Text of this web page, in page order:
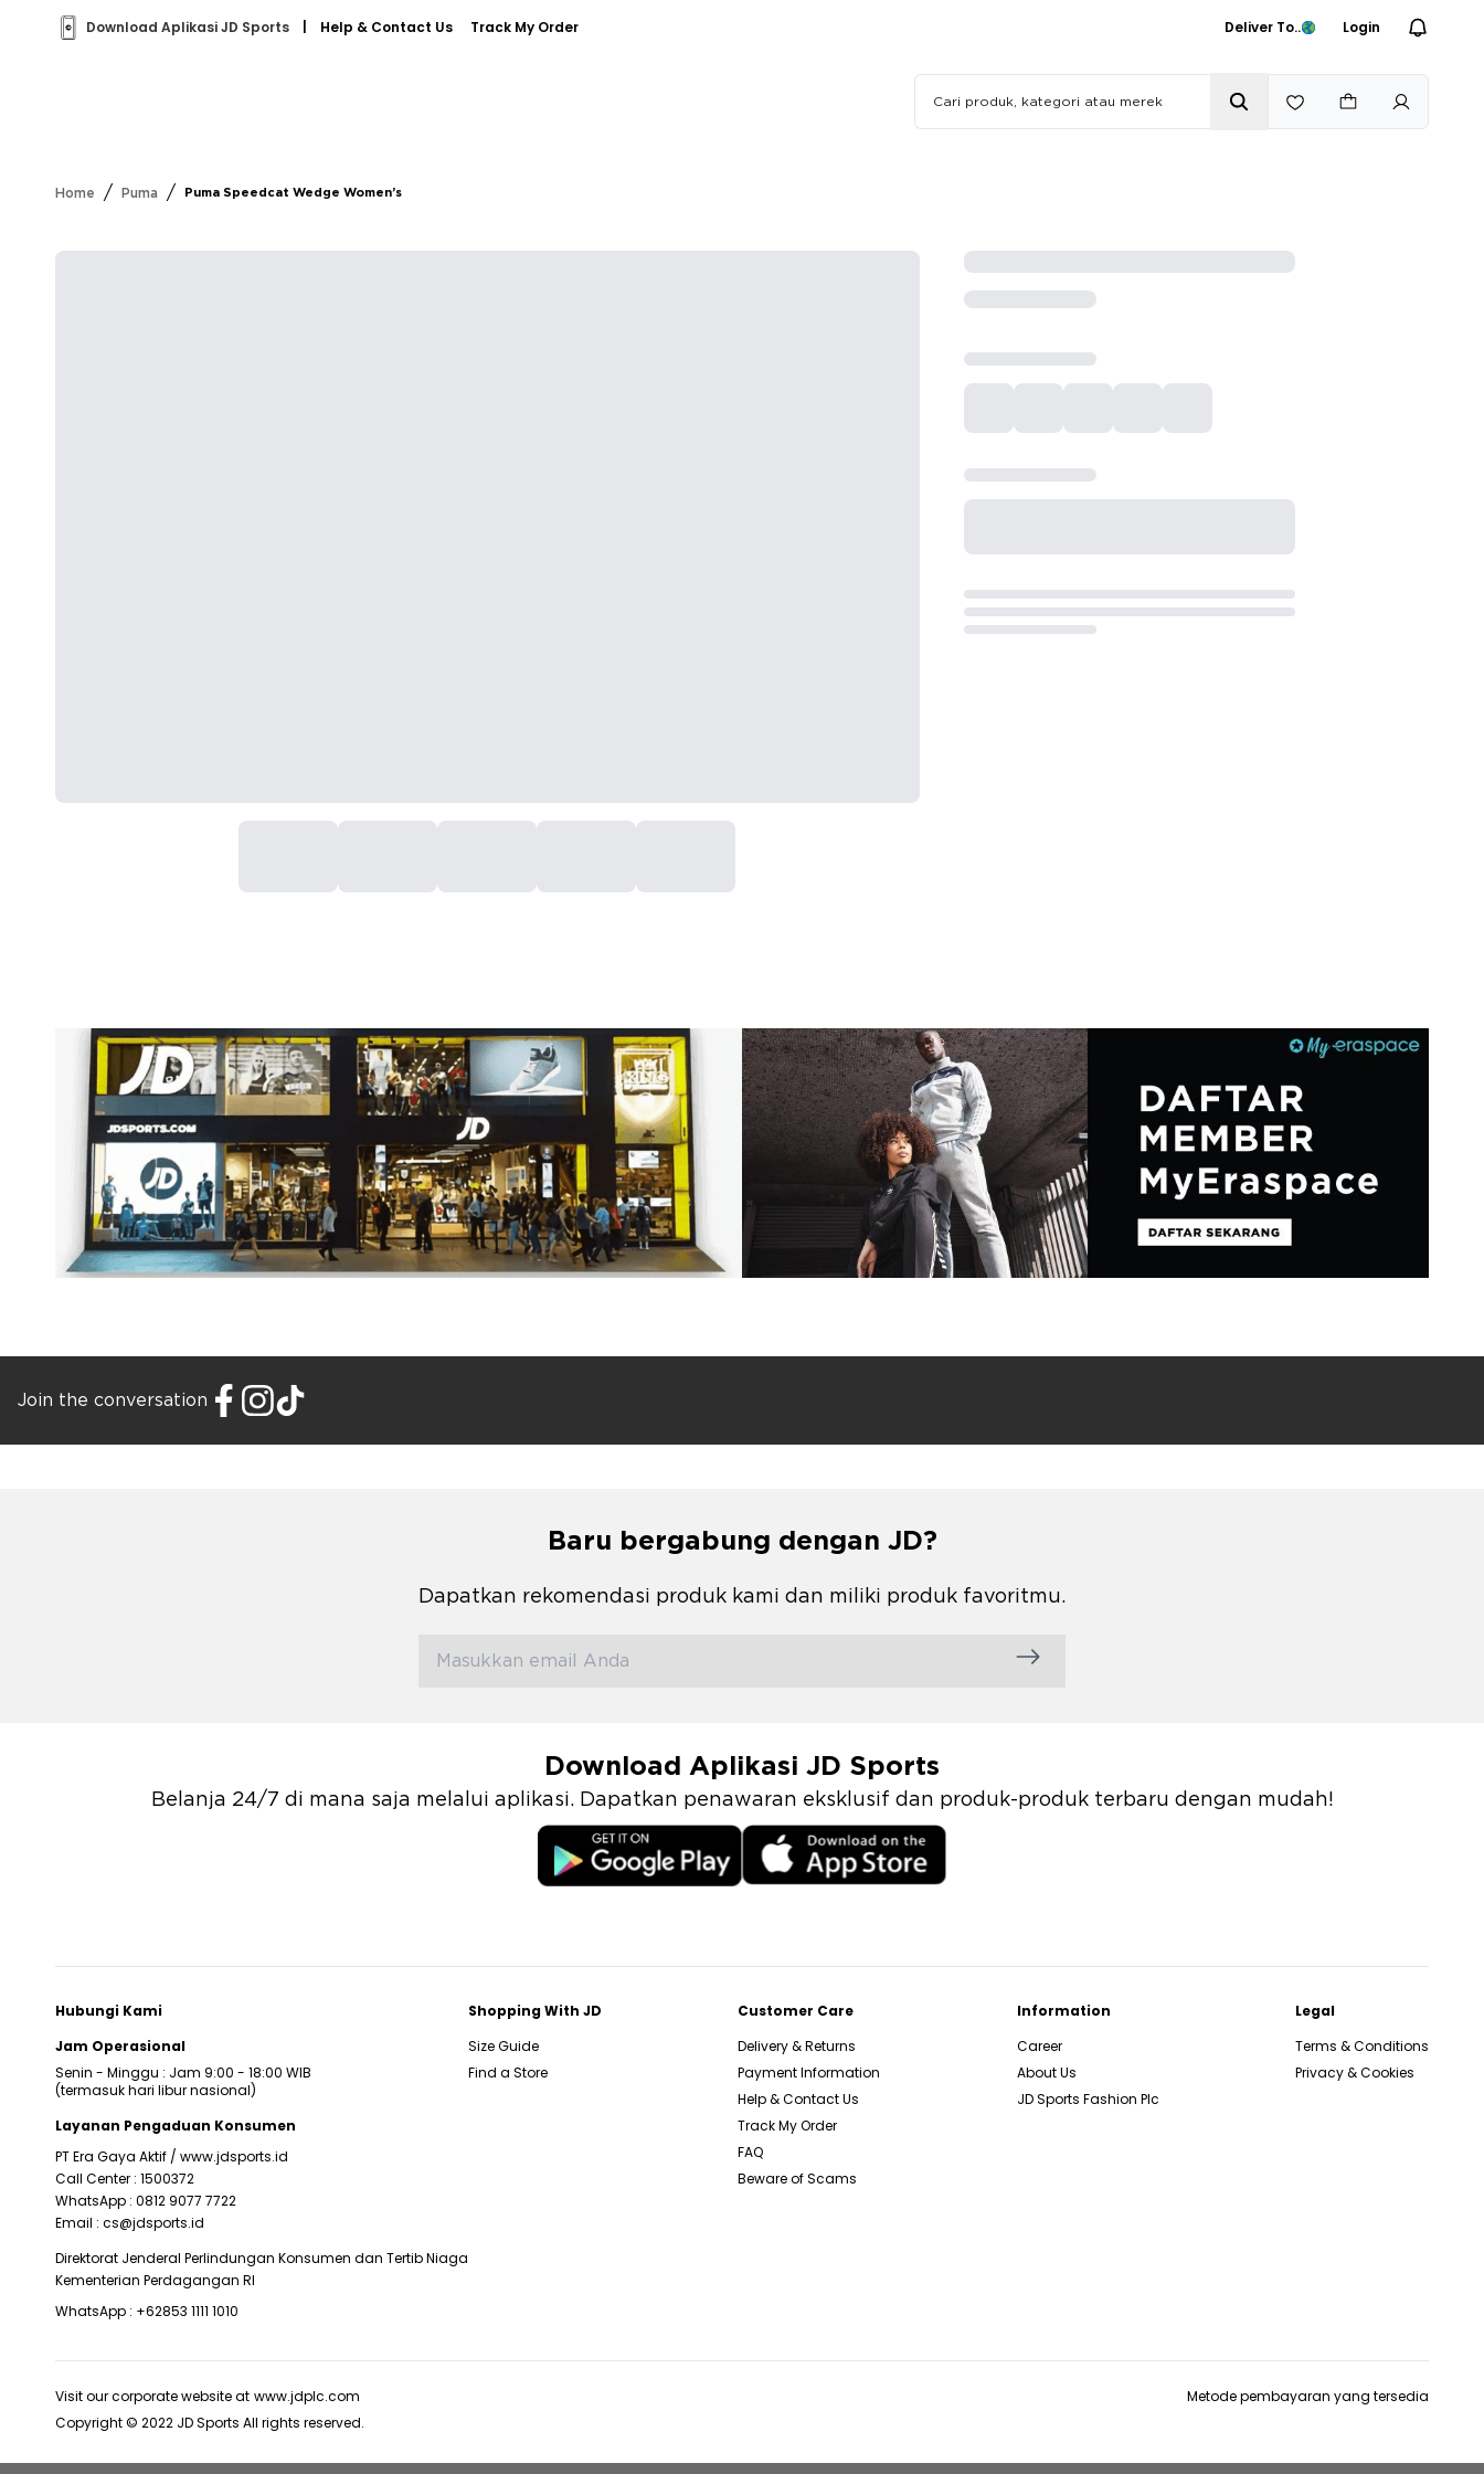
Download Aplikasi JD Sports Help & Contact Us Track My Order Deliver To.. Login
Home / Puma / Puma Speedcat Wedge Women’s
Join the conversation
Baru bergabung dengan JD?
Dapatkan rekomendasi produk kami dan miliki produk favoritmu.
Download Aplikasi JD Sports
Belanja 24/7 di mana saja melalui aplikasi. Dapatkan penawaran eksklusif dan produk-produk terbaru dengan mudah!
Hubungi Kami
Jam Operasional
Senin - Minggu : Jam 9:00 - 18:00 WIB
(termasuk hari libur nasional)
Layanan Pengaduan Konsumen
PT Era Gaya Aktif / www.jdsports.id
Call Center : 1500372
WhatsApp : 0812 9077 7722
Email : cs@jdsports.id
Direktorat Jenderal Perlindungan Konsumen dan Tertib Niaga
Kementerian Perdagangan RI
WhatsApp : +62853 1111 1010
Shopping With JD
Size Guide
Find a Store
Customer Care
Delivery & Returns
Payment Information
Help & Contact Us
Track My Order
FAQ
Beware of Scams
Information
Career
About Us
JD Sports Fashion Plc
Legal
Terms & Conditions
Privacy & Cookies
Visit our corporate website at www.jdplc.com
Copyright © 2022 JD Sports All rights reserved.
Metode pembayaran yang tersedia